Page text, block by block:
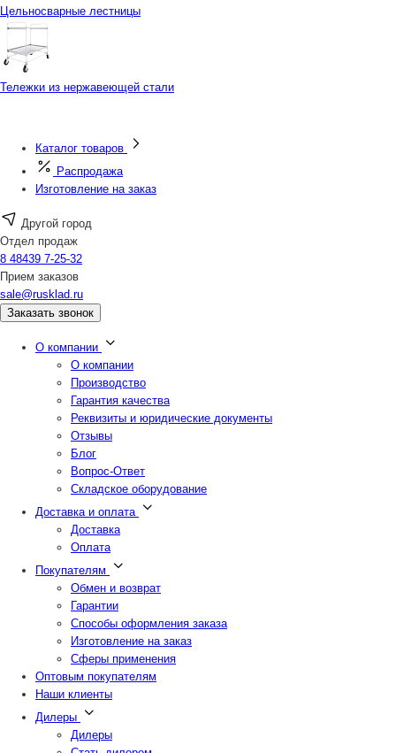
Цельносварные лестницы
Тележки из нержавеющей стали
Каталог товаров
Распродажа
Изготовление на заказ
Другой город
Отдел продаж
8 48439 7-25-32
Прием заказов
sale@rusklad.ru
Заказать звонок
О компании
О компании
Производство
Гарантия качества
Реквизиты и юридические документы
Отзывы
Блог
Вопрос-Ответ
Складское оборудование
Доставка и оплата
Доставка
Оплата
Покупателям
Обмен и возврат
Гарантии
Способы оформления заказа
Изготовление на заказ
Сферы применения
Оптовым покупателям
Наши клиенты
Дилеры
Дилеры